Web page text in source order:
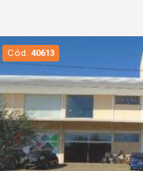
Cód. 40613